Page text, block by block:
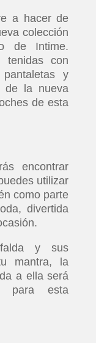
a hacer de
colección
de Intime.
tenidas con
y
de la nueva
de esta
encontrar
utilizar
como parte
divertida
y sus
mantra, la
a ella será
para esta